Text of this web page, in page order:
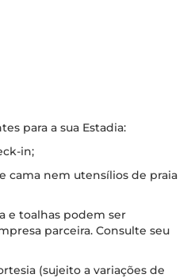
para a sua Estadia:
in;
cama nem utensílios de praia
e toalhas podem ser
parceira. Consulte seu
(sujeito a variações de